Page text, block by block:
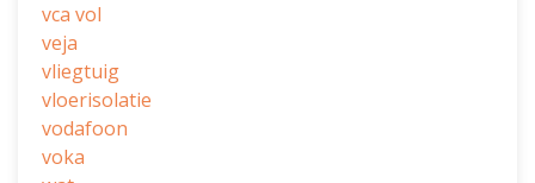
vca vol
veja
vliegtuig
vloerisolatie
vodafoon
voka